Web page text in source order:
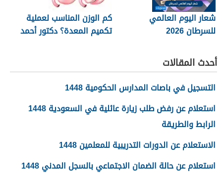
شعار اليوم العالمي
للسرطان 2026
كم الوزن المناسب لعملية
تكميم المعدة؟ دكتور أحمد
أحدث المقالات
التسجيل في باصات المدارس الحكومية 1448
استعلام عن رفض طلب زيارة عائلية في السعودية 1448
الرابط والطريقة
الاستعلام عن الدورات التدريبية للمعلمين 1448
استعلام عن حالة الضمان الاجتماعي بالسجل المدني 1448